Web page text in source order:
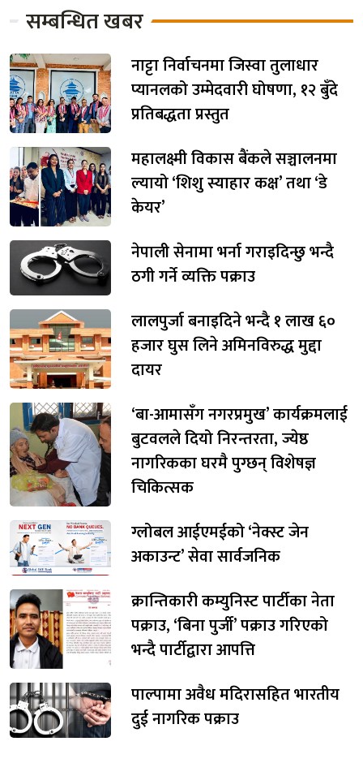
सम्बन्धित खबर
नाट्टा निर्वाचनमा जिस्वा तुलाधार
प्यानलको उम्मेदवारी घोषणा, १२ बुँदे
प्रतिबद्धता प्रस्तुत
महालक्ष्मी विकास बैंकले सञ्चालनमा
ल्यायो ‘शिशु स्याहार कक्ष’ तथा ‘डे
केयर’
नेपाली सेनामा भर्ना गराइदिन्छु भन्दै
ठगी गर्ने व्यक्ति पक्राउ
लालपुर्जा बनाइदिने भन्दै १ लाख ६०
हजार घुस लिने अमिनविरुद्ध मुद्दा
दायर
‘बा-आमासँग नगरप्रमुख’ कार्यक्रमलाई
बुटवलले दियो निरन्तरता, ज्येष्ठ
नागरिकका घरमै पुग्छन् विशेषज्ञ
चिकित्सक
ग्लोबल आईएमईको ‘नेक्स्ट जेन
अकाउन्ट’ सेवा सार्वजनिक
क्रान्तिकारी कम्युनिस्ट पार्टीका नेता
पक्राउ, ‘बिना पुर्जी’ पक्राउ गरिएको
भन्दै पार्टीद्वारा आपत्ति
पाल्पामा अवैध मदिरासहित भारतीय
दुई नागरिक पक्राउ